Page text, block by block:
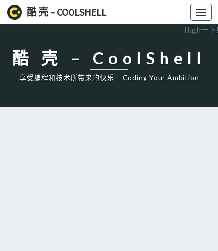
酷 壳 – COOLSHELL
High一下!
酷 壳 – CoolShell
享受编程和技术所带来的快乐 – Coding Your Ambition